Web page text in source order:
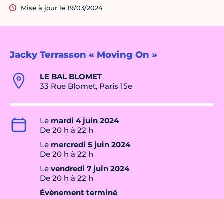
Jacky Terrasson « Moving On »
LE BAL BLOMET
33 Rue Blomet, Paris 15e
Le mardi 4 juin 2024
De 20 h à 22 h
Le mercredi 5 juin 2024
De 20 h à 22 h
Le vendredi 7 juin 2024
De 20 h à 22 h
Évènement terminé
Mise à jour le 19/03/2024